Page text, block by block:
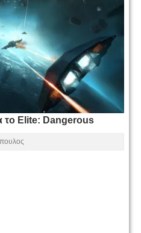
το Elite: Dangerous